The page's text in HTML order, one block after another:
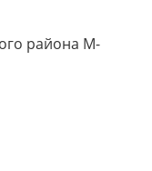
района М-